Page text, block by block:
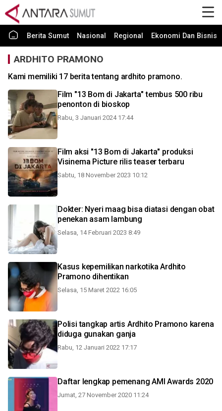
Berita Sumut Nasional Regional Ekonomi Dan Bisnis
ARDHITO PRAMONO
Kami memiliki 17 berita tentang ardhito pramono.
Film "13 Bom di Jakarta" tembus 500 ribu
penonton di bioskop
Rabu, 3 Januari 2024 17:44
Film aksi "13 Bom di Jakarta" produksi
Visinema Picture rilis teaser terbaru
Sabtu, 18 November 2023 10:12
Dokter: Nyeri maag bisa diatasi dengan obat
penekan asam lambung
Selasa, 14 Februari 2023 8:49
Kasus kepemilikan narkotika Ardhito
Pramono dihentikan
Selasa, 15 Maret 2022 16:05
Polisi tangkap artis Ardhito Pramono karena
diduga gunakan ganja
Rabu, 12 Januari 2022 17:17
Daftar lengkap pemenang AMI Awards 2020
Jumat, 27 November 2020 11:24